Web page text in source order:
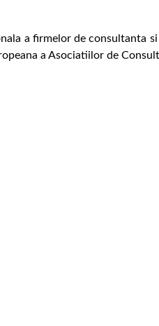
a firmelor de consultanta
a Asociatiilor de